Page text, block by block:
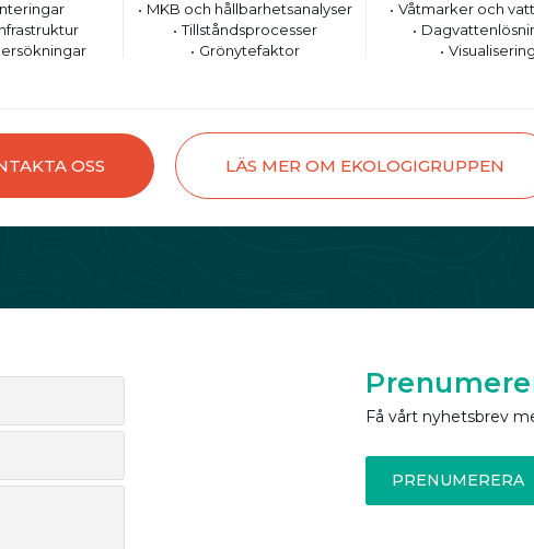
MKB och hållbarhetsanalyser
Tillståndsprocesser
Grönytefaktor
Våtmarker och
Visualisering
OSS LÄS MER OM EKOLOGIGRUPPEN
Få vårt nyhetsbrev
PRENUMERERA